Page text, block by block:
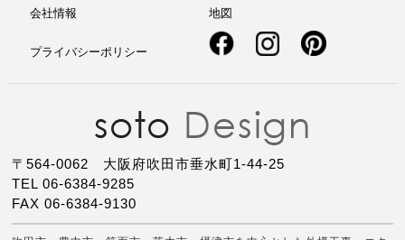
会社情報
地図
プライバシーポリシー
〒564-0062 大阪府吹田市垂水町1-44-25
TEL 06-6384-9285
FAX 06-6384-9130